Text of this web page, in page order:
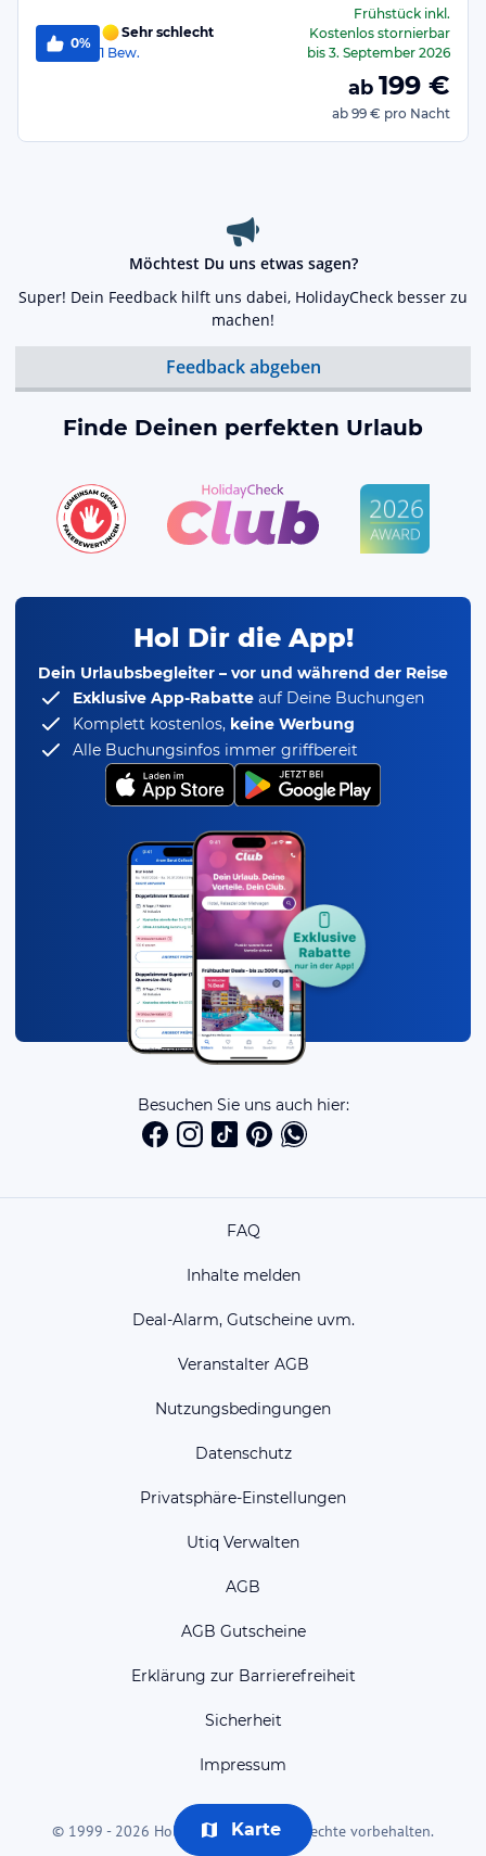
0%
Sehr schlecht
1 Bew.
Frühstückinkl.
Kostenlos stornierbar
bis 3. September 2026
ab 199 €
ab 99 € pro Nacht
Karte
Möchtest Du uns etwas sagen?
Super! Dein Feedback hilft uns dabei, HolidayCheck besser zu
machen!
Feedback abgeben
Finde Deinen perfekten Urlaub
Hol Dir die App!
Dein Urlaubsbegleiter – vor und während der Reise
Exklusive App-Rabatte auf Deine Buchungen
Komplett kostenlos, keine Werbung
Alle Buchungsinfos immer griffbereit
Besuchen Sie uns auch hier:
FAQ
Inhalte melden
Deal-Alarm, Gutscheine uvm.
Veranstalter AGB
Nutzungsbedingungen
Datenschutz
Privatsphäre-Einstellungen
Utiq Verwalten
AGB
AGB Gutscheine
Erklärung zur Barrierefreiheit
Sicherheit
Impressum
© 1999 - 2026 HolidayCheck AG. Alle Rechte vorbehalten.